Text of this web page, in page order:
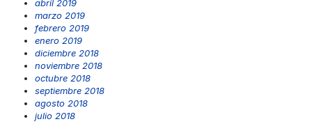
abril 2019
marzo 2019
febrero 2019
enero 2019
diciembre 2018
noviembre 2018
octubre 2018
septiembre 2018
agosto 2018
julio 2018